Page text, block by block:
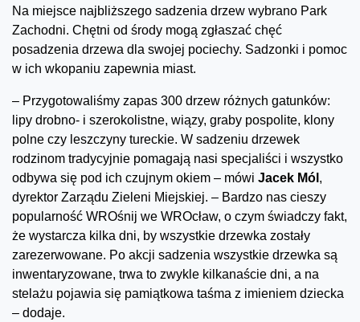
Na miejsce najbliższego sadzenia drzew wybrano Park
Zachodni. Chętni od środy mogą zgłaszać chęć
posadzenia drzewa dla swojej pociechy. Sadzonki i pomoc
w ich wkopaniu zapewnia miast.
– Przygotowaliśmy zapas 300 drzew różnych gatunków:
lipy drobno- i szerokolistne, wiązy, graby pospolite, klony
polne czy leszczyny tureckie. W sadzeniu drzewek
rodzinom tradycyjnie pomagają nasi specjaliści i wszystko
odbywa się pod ich czujnym okiem – mówi Jacek Mól ,
dyrektor Zarządu Zieleni Miejskiej. – Bardzo nas cieszy
popularność WROśnij we WROcław, o czym świadczy fakt,
że wystarcza kilka dni, by wszystkie drzewka zostały
zarezerwowane. Po akcji sadzenia wszystkie drzewka są
inwentaryzowane, trwa to zwykle kilkanaście dni, a na
stelażu pojawia się pamiątkowa taśma z imieniem dziecka
– dodaje.